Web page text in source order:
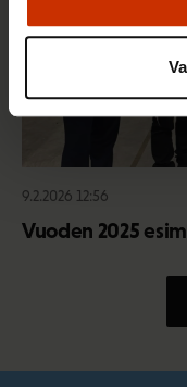
9.2.2026 12:56
Vuoden 2025